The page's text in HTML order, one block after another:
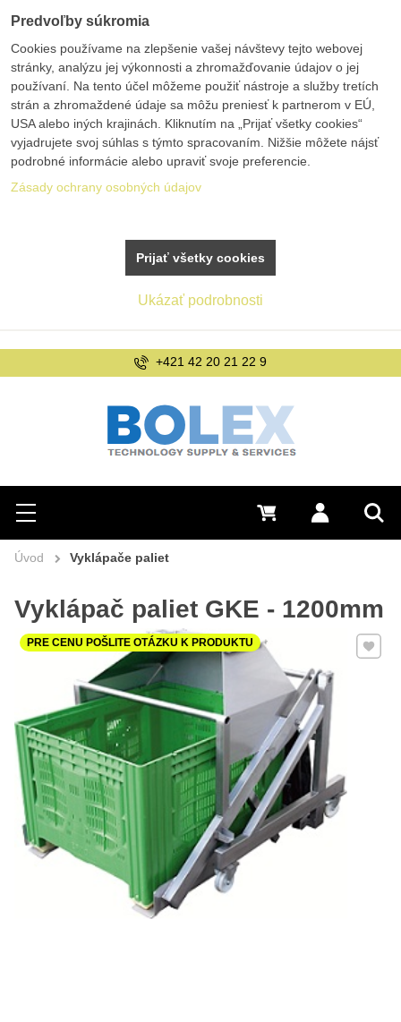
Hľadať
Menu Prihlásiť sa
0 €
+421 42 20 21 22 9
Úvod Vyklápače paliet
Vyklápač paliet GKE - 1200mm
Pridať
PRE CENU POŠLITE OTÁZKU K PRODUKTU
Predvoľby súkromia
Cookies používame na zlepšenie vašej návštevy tejto webovej
stránky, analýzu jej výkonnosti a zhromažďovanie údajov o jej
používaní. Na tento účel môžeme použiť nástroje a služby tretích
strán a zhromaždené údaje sa môžu preniesť k partnerom v EÚ,
USA alebo iných krajinách. Kliknutím na „Prijať všetky cookies“
vyjadrujete svoj súhlas s týmto spracovaním. Nižšie môžete nájsť
podrobné informácie alebo upraviť svoje preferencie.
Zásady ochrany osobných údajov
Ukázať podrobnosti
Prijať všetky cookies